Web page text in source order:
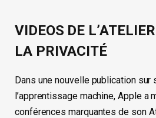
VIDEOS DE
LA PRIVACITÉ
Dans une nouvelle publication sur
l’apprentissage machine, Apple a
conférences marquantes de son